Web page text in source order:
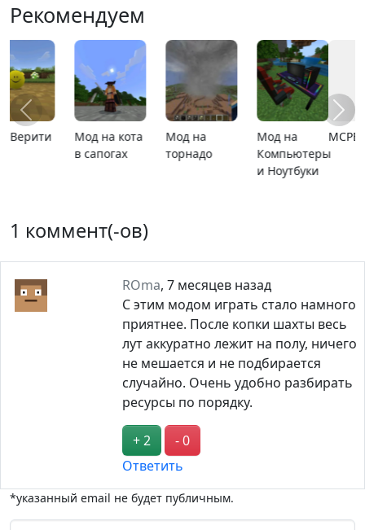
Рекомендуем
MCPE 26.13 MCPE 26.1
Карта
расширяющийся
Карта ада
1 коммент(-ов)
ROma, 7 месяцев назад
С этим модом играть стало намного
приятнее. После копки шахты весь
лут аккуратно лежит на полу, ничего
не мешается и не подбирается
случайно. Очень удобно разбирать
ресурсы по порядку.
+ 2
- 0
Ответить
*указанный email не будет публичным.